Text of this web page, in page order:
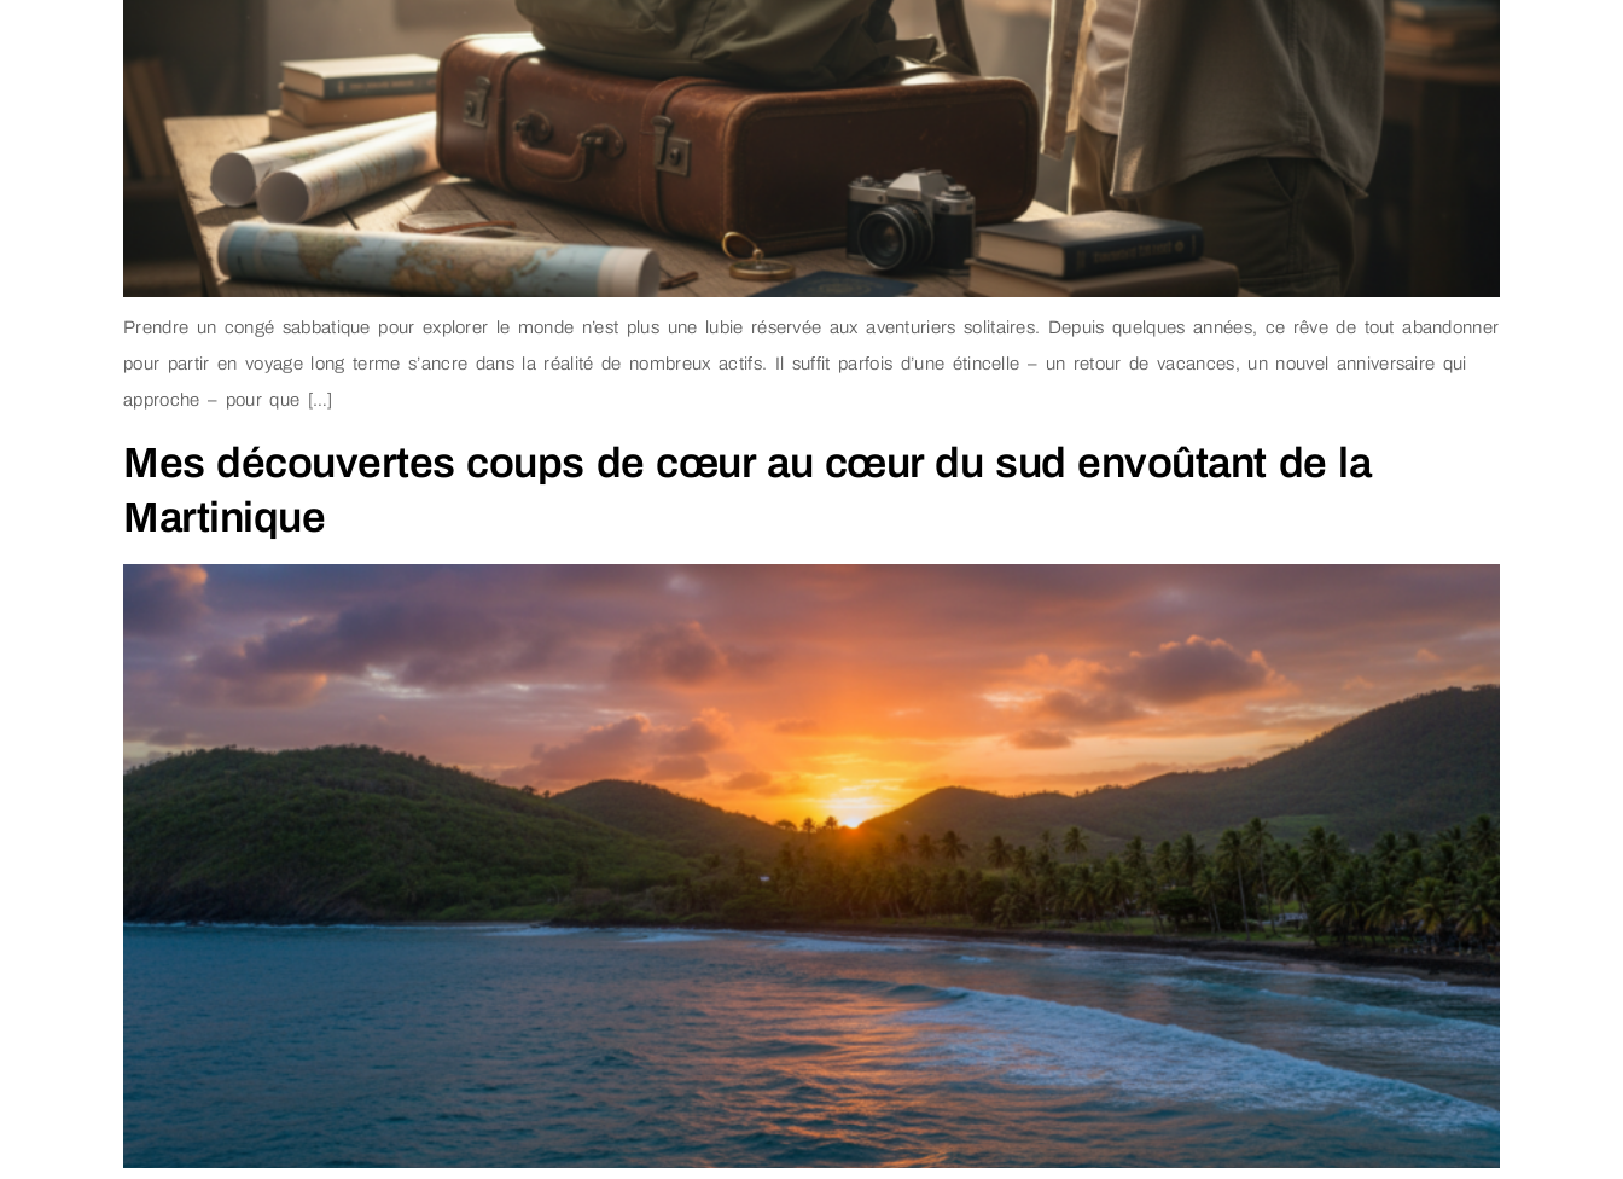
Prendre un congé sabbatique pour explorer le monde n’est plus une lubie réservée aux aventuriers solitaires. Depuis quelques années, ce rêve de tout abandonner
pour partir en voyage long terme s’ancre dans la réalité de nombreux actifs. Il suffit parfois d’une étincelle – un retour de vacances, un nouvel anniversaire qui
approche – pour que […]
Mes découvertes coups de cœur au cœur du sud envoûtant de la
Martinique